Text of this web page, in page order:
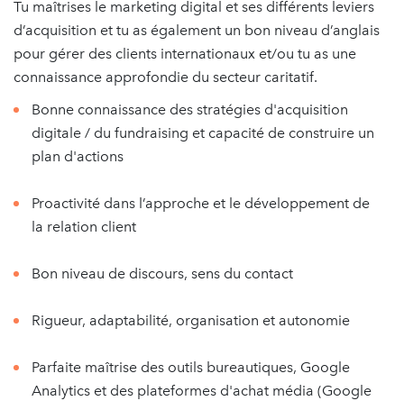
Tu maîtrises le marketing digital et ses différents leviers
d’acquisition et tu as également un bon niveau d’anglais
pour gérer des clients internationaux et/ou tu as une
connaissance approfondie du secteur caritatif.
Bonne connaissance des stratégies d'acquisition
digitale / du fundraising et capacité de construire un
plan d'actions
Proactivité dans l’approche et le développement de
la relation client
Bon niveau de discours, sens du contact
Rigueur, adaptabilité, organisation et autonomie
Parfaite maîtrise des outils bureautiques, Google
Analytics et des plateformes d'achat média (Google